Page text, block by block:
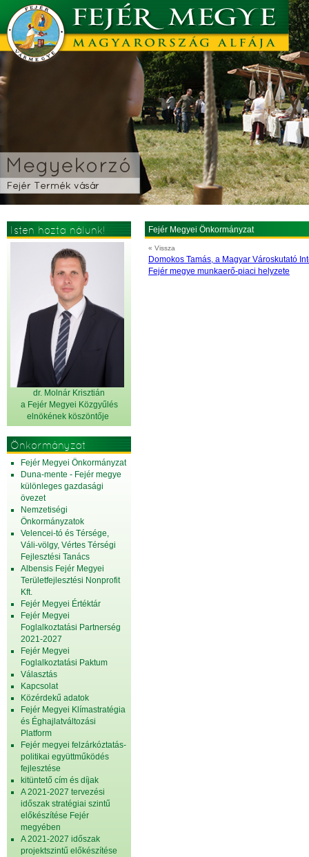
Isten hozta nálunk!
dr. Molnár Krisztián
a Fejér Megyei Közgyűlés
elnökének köszöntője
Önkormányzat
Fejér Megyei Önkormányzat
Duna-mente - Fejér megye
különleges gazdasági
övezet
Nemzetiségi
Önkormányzatok
Velencei-tó és Térsége,
Váli-völgy, Vértes Térségi
Fejlesztési Tanács
Albensis Fejér Megyei
Területfejlesztési Nonprofit
Kft.
Fejér Megyei Értéktár
Fejér Megyei
Foglalkoztatási Partnerség
2021-2027
Fejér Megyei
Foglalkoztatási Paktum
Választás
Kapcsolat
Közérdekű adatok
Fejér Megyei Klímastratégia
és Éghajlatváltozási
Platform
Fejér megyei felzárkóztatás-
politikai együttműködés
fejlesztése
kitüntető cím és díjak
A 2021-2027 tervezési
időszak stratégiai szintű
előkészítése Fejér
megyében
A 2021-2027 időszak
projektszintű előkészítése
Fejér Megyei Önkormányzat
« Vissza
Domokos Tamás, a Magyar Városkutató
Fejér megye munkaerő-piaci helyzete